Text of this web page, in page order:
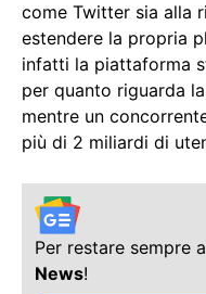
come Twitter sia alla
estendere la propria
infatti la piattaforma
per quanto riguarda
mentre un
più di 2 miliardi di
Per restare sempre
News!